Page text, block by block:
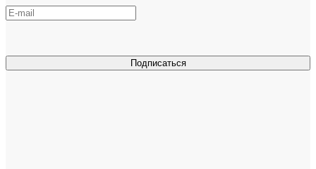
Подписаться